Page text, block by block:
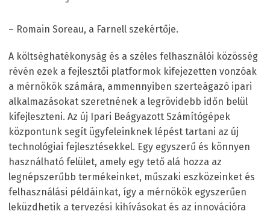
– Romain Soreau, a Farnell szekértője.
A költséghatékonyság és a széles felhasználói közösség
révén ezek a fejlesztői platformok kifejezetten vonzóak
a mérnökök számára, ammennyiben szerteágazó ipari
alkalmazásokat szeretnének a legrövidebb időn belül
kifejleszteni. Az új Ipari Beágyazott Számítógépek
központunk segít ügyfeleinknek lépést tartani az új
technológiai fejlesztésekkel. Egy egyszerű és könnyen
használható felület, amely egy tető alá hozza az
legnépszerűbb termékeinket, műszaki eszközeinket és
felhasználási példáinkat, így a mérnökök egyszerűen
leküzdhetik a tervezési kihívásokat és az innovációra